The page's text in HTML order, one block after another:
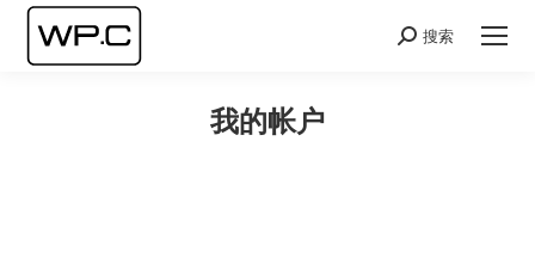
Search:
搜索
我的帐户